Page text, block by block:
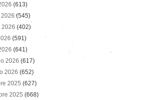
(613)
(545)
2026 (402)
(591)
(641)
2026 (617)
2026 (652)
2025 (627)
2025 (668)